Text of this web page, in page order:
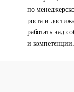
по
роста и
работать над
и